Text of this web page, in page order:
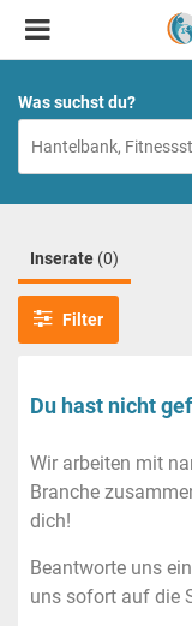
Was suchst du?
Inserate (0)
Filter
Du hast nicht
Wir arbeiten mit
Branche
dich!
Beantworte uns
uns sofort auf die